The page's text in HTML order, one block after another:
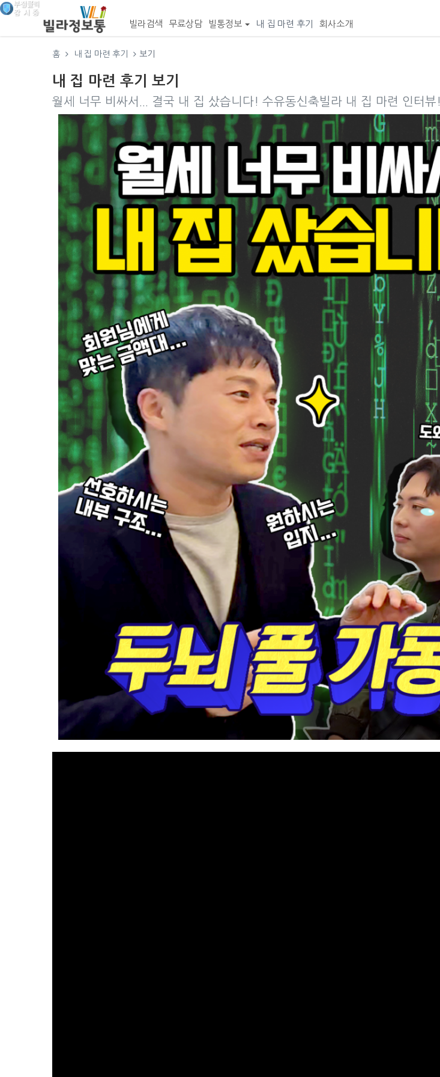
빌라검색 무료상담 빌통정보 내 집 마련 후기 회사소개
홈 내 집 마련 후기 보기
내 집 마련 후기 보기
월세 너무 비싸서... 결국 내 집 샀습니다! 수유동신축빌라 내 집 마련 인터뷰!